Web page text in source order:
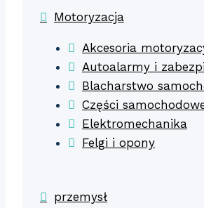
Motoryzacja
Akcesoria
Autoalarmy i
Blacharstwo
Części
Elektromechanika
Felgi i opony
przemysł